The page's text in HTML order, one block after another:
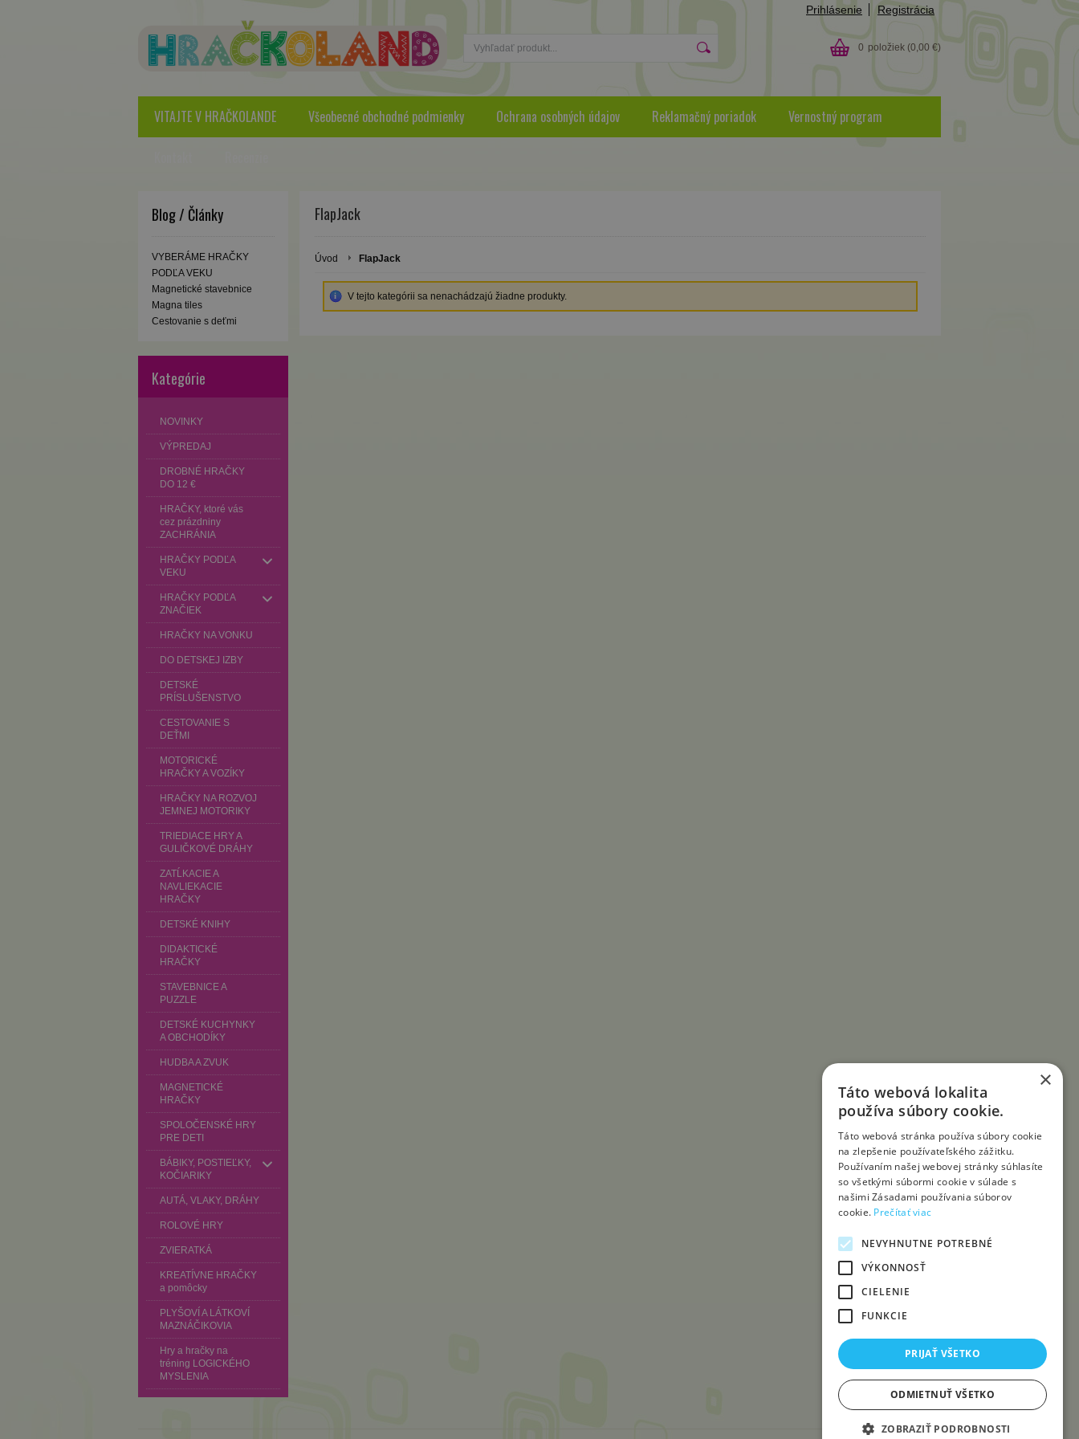
Prihlásenie Registrácia
0 položiek (0,00 €)
VITAJTE V HRAČKOLANDE Všeobecné obchodné podmienky Ochrana osobných údajov Reklamačný poriadok Vernostný program
Blog / Články
VYBERÁME HRAČKY
PODĽA VEKU
Magnetické stavebnice
Magna tiles
Cestovanie s deťmi
Kategórie
NOVINKY
VÝPREDAJ
DROBNÉ HRAČKY
DO 12 €
HRAČKY, ktoré vás
cez prázdniny
ZACHRÁNIA
HRAČKY PODĽA
VEKU
HRAČKY PODĽA
ZNAČIEK
HRAČKY NA VONKU
DO DETSKEJ IZBY
DETSKÉ
PRÍSLUŠENSTVO
CESTOVANIE S
DEŤMI
MOTORICKÉ
HRAČKY A VOZÍKY
HRAČKY NA ROZVOJ
JEMNEJ MOTORIKY
TRIEDIACE HRY A
GULIČKOVÉ DRÁHY
ZATĹKACIE A
NAVLIEKACIE
HRAČKY
DETSKÉ KNIHY
DIDAKTICKÉ
HRAČKY
STAVEBNICE A
PUZZLE
DETSKÉ KUCHYNKY
A OBCHODÍKY
HUDBA A ZVUK
MAGNETICKÉ
HRAČKY
SPOLOČENSKÉ HRY
PRE DETI
BÁBIKY, POSTIEĽKY,
KOČIARIKY
AUTÁ, VLAKY, DRÁHY
ROLOVÉ HRY
ZVIERATKÁ
KREATÍVNE HRAČKY
a pomôcky
PLYŠOVÍ A LÁTKOVÍ
MAZNÁČIKOVIA
Hry a hračky na
tréning LOGICKÉHO
MYSLENIA
FlapJack
Úvod FlapJack
V tejto kategórii sa nenachádzajú žiadne produkty.
×
Táto webová lokalita
používa súbory cookie.
Táto webová stránka používa súbory cookie
na zlepšenie používateľského zážitku.
Používaním našej webovej stránky súhlasíte
so všetkými súbormi cookie v súlade s
našimi Zásadami používania súborov
cookie. Prečítať viac
NEVYHNUTNE POTREBNÉ
VÝKONNOSŤ
CIELENIE
FUNKCIE
PRIJAŤ VŠETKO
ODMIETNUŤ VŠETKO
ZOBRAZIŤ PODROBNOSTI